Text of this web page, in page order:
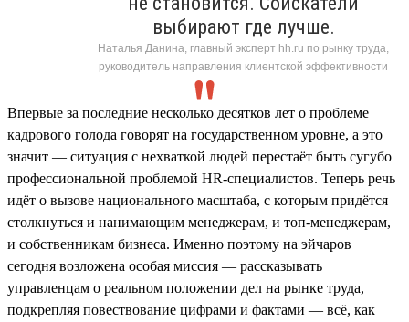
выбирают где лучше.
Наталья Данина, главный эксперт hh.ru по рынку труда,
руководитель направления клиентской эффективности
Впервые за последние несколько десятков лет о проблеме
кадрового голода говорят на государственном уровне, а это
значит — ситуация с нехваткой людей перестаёт быть сугубо
профессиональной проблемой HR-специалистов. Теперь речь
идёт о вызове национального масштаба, с которым придётся
столкнуться и нанимающим менеджерам, и топ-менеджерам,
и собственникам бизнеса. Именно поэтому на эйчаров
сегодня возложена особая миссия — рассказывать
управленцам о реальном положении дел на рынке труда,
подкрепляя повествование цифрами и фактами — всё, как